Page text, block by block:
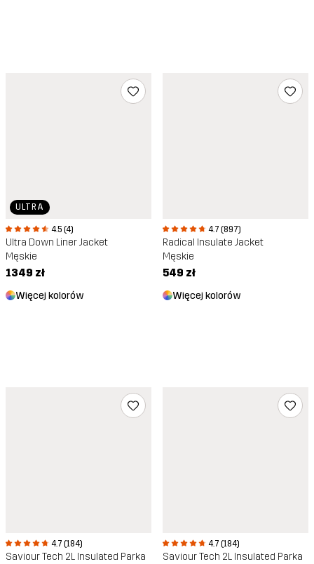
ULTRA
4.5 (4)
Ultra Down Liner Jacket
Męskie
1349 zł
Więcej kolorów
4.7 (897)
Radical Insulate Jacket
Męskie
549 zł
Więcej kolorów
4.7 (184)
Saviour Tech 2L Insulated Parka
4.7 (184)
Saviour Tech 2L Insulated Parka